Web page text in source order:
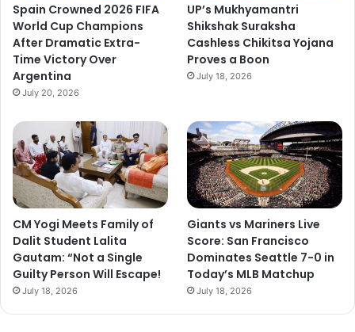
Spain Crowned 2026 FIFA
World Cup Champions
After Dramatic Extra-
Time Victory Over
Argentina
July 20, 2026
UP’s Mukhyamantri
Shikshak Suraksha
Cashless Chikitsa Yojana
Proves a Boon
July 18, 2026
CM Yogi Meets Family of
Dalit Student Lalita
Gautam: “Not a Single
Guilty Person Will Escape!
July 18, 2026
Giants vs Mariners Live
Score: San Francisco
Dominates Seattle 7-0 in
Today’s MLB Matchup
July 18, 2026